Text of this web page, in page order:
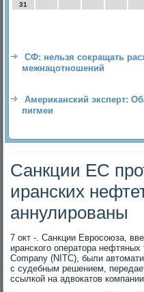
31
СФ: нельзя сокращать
межнацотношений
Американский эксперт:
пигмеи
Санкции ЕС
иранских
аннулированы
7 окт -. Санкции Евросоюза,
иранского оператора
Company (NITC), были
с судебным решением,
ссылкой на адвокатов